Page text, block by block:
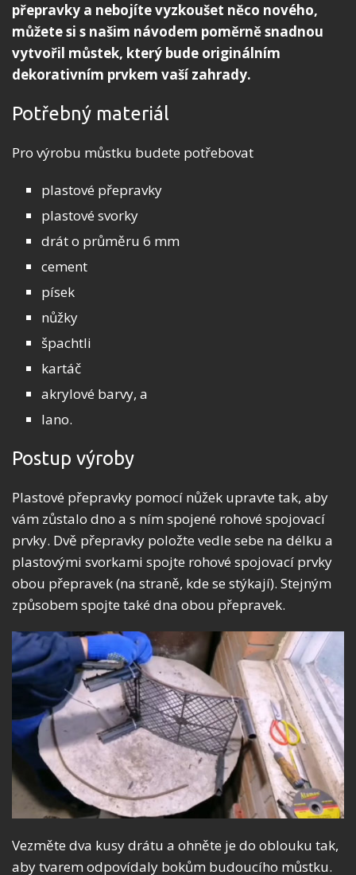
přepravky a nebojíte vyzkoušet něco nového,
můžete si s našim návodem poměrně snadnou
vytvořil můstek, který bude originálním
dekorativním prvkem vaší zahrady.
Potřebný materiál
Pro výrobu můstku budete potřebovat
plastové přepravky
plastové svorky
drát o průměru 6 mm
cement
písek
nůžky
špachtli
kartáč
akrylové barvy, a
lano.
Postup výroby
Plastové přepravky pomocí nůžek upravte tak, aby
vám zůstalo dno a s ním spojené rohové spojovací
prvky. Dvě přepravky položte vedle sebe na délku a
plastovými svorkami spojte rohové spojovací prvky
obou přepravek (na straně, kde se stýkají). Stejným
způsobem spojte také dna obou přepravek.
Vezměte dva kusy drátu a ohněte je do oblouku tak,
aby tvarem odpovídaly bokům budoucího můstku.